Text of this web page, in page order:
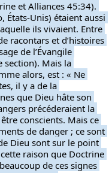
et Alliances 45:34).
États-Unis) étaient aussi
ils vivaient. Entre
racontars et d’histoires
de l’Évangile
section). Mais la
alors, est : « Ne
il y a de la
que Dieu hâte son
précéderaient la
conscients. Mais ce
de danger ; ce sont
Dieu sont sur le point
raison que Doctrine
de ces signes